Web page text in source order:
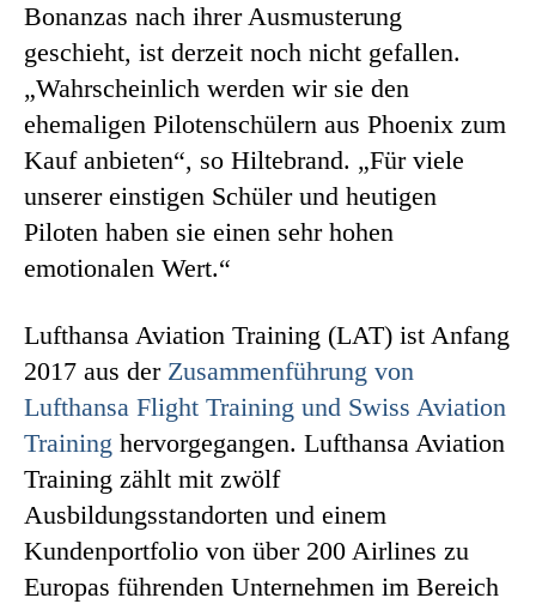
Bonanzas nach ihrer Ausmusterung
geschieht, ist derzeit noch nicht gefallen.
„Wahrscheinlich werden wir sie den
ehemaligen Pilotenschülern aus Phoenix zum
Kauf anbieten“, so Hiltebrand. „Für viele
unserer einstigen Schüler und heutigen
Piloten haben sie einen sehr hohen
emotionalen Wert.“
Lufthansa Aviation Training (LAT) ist Anfang
2017 aus der Zusammenführung von
Lufthansa Flight Training und Swiss Aviation
Training hervorgegangen. Lufthansa Aviation
Training zählt mit zwölf
Ausbildungsstandorten und einem
Kundenportfolio von über 200 Airlines zu
Europas führenden Unternehmen im Bereich